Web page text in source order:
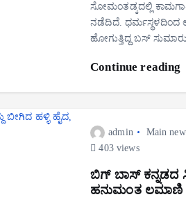
ಸೋಮಂತಡ್ಕದಲ್ಲಿ
ನಡೆದಿದೆ. ಧರ್ಮಸ್ಥಳದಿಂದ
ಹೋಗುತ್ತಿದ್ದ ಬಸ್
Continue reading
admin Main
403 views
ಬಿಗ್ ಬಾಸ್ ಕನ್ನಡದ
ಹನುಮಂತ ಲಮಾಣಿ